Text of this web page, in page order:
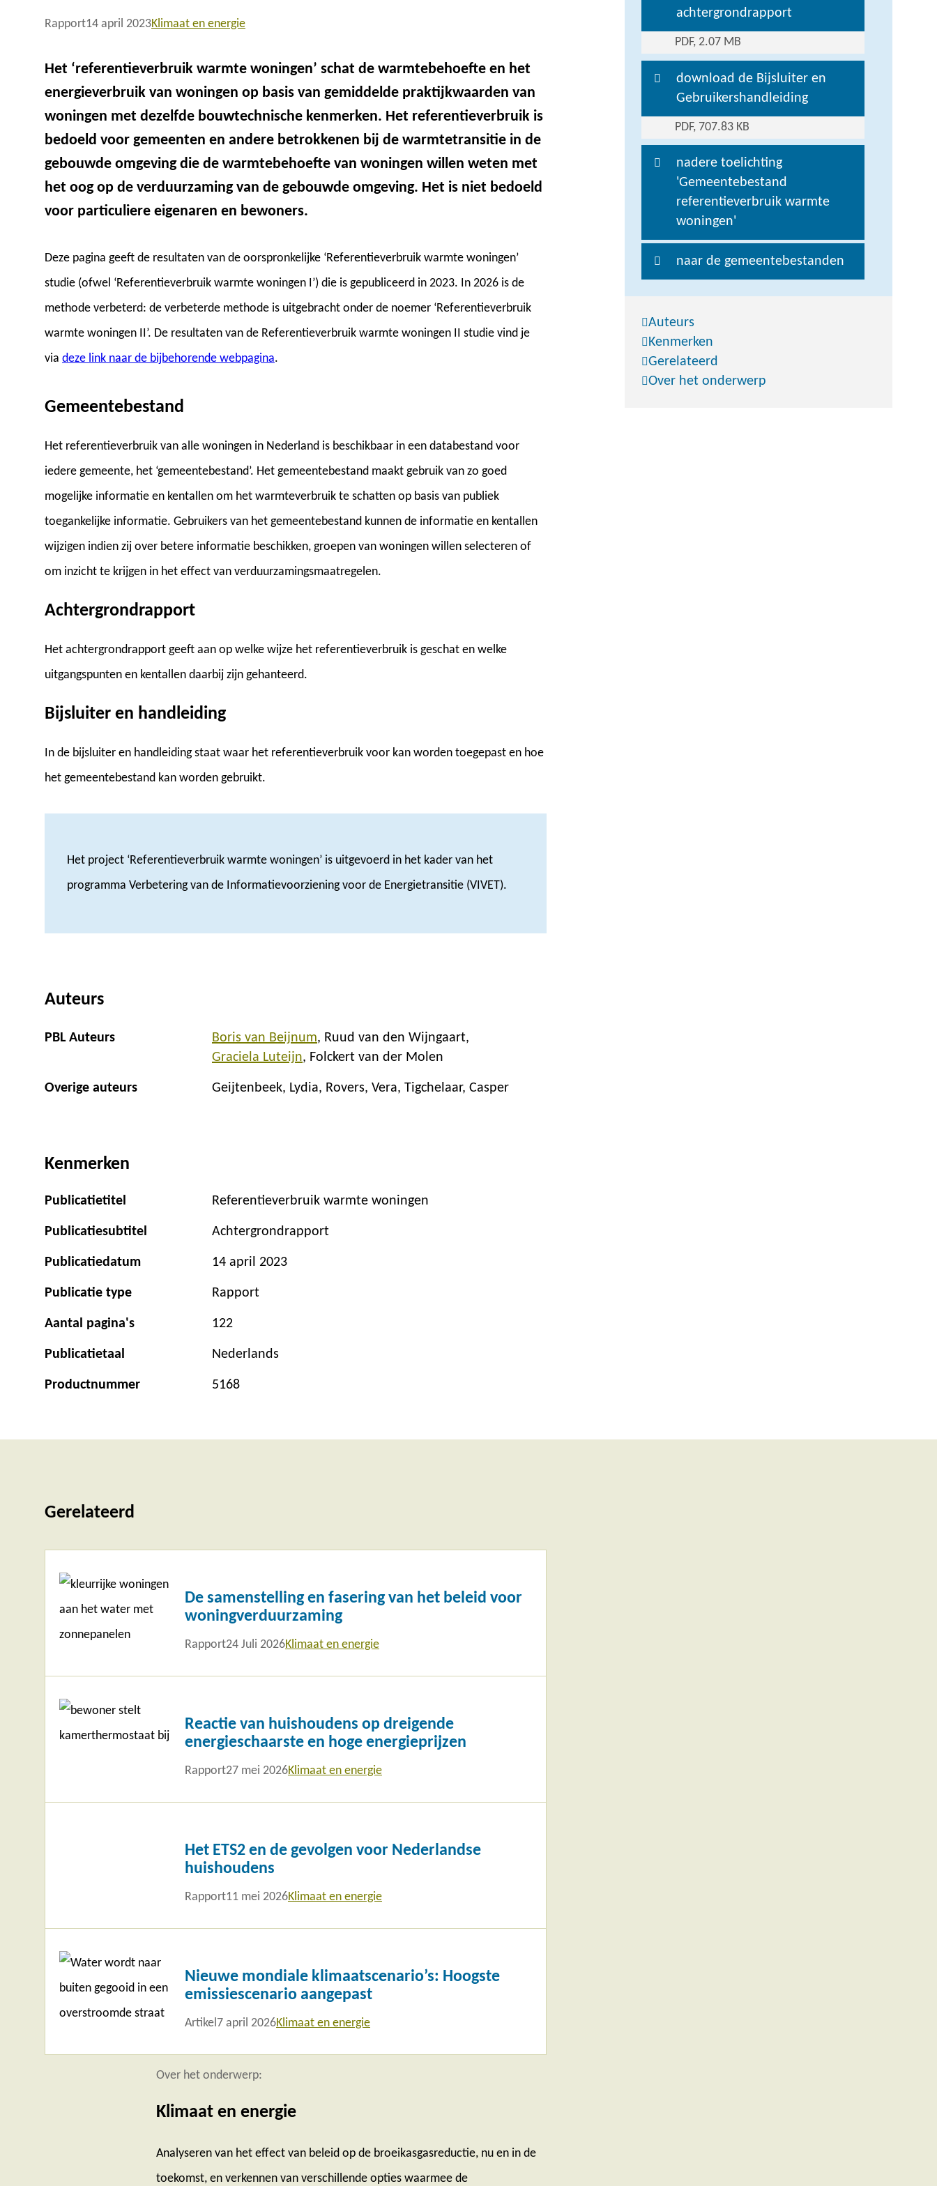
Rapport14 april 2023Klimaat en energie
PDF, 2.07 MB
achtergrondrapport
PDF, 707.83 KB
download de Bijsluiter en
Gebruikershandleiding
nadere toelichting
'Gemeentebestand
referentieverbruik warmte
woningen'
naar de gemeentebestanden
Auteurs
Kenmerken
Gerelateerd
Over het onderwerp
Het ‘referentieverbruik warmte woningen’ schat de warmtebehoefte en het
energieverbruik van woningen op basis van gemiddelde praktijkwaarden van
woningen met dezelfde bouwtechnische kenmerken. Het referentieverbruik is
bedoeld voor gemeenten en andere betrokkenen bij de warmtetransitie in de
gebouwde omgeving die de warmtebehoefte van woningen willen weten met
het oog op de verduurzaming van de gebouwde omgeving. Het is niet bedoeld
voor particuliere eigenaren en bewoners.
Deze pagina geeft de resultaten van de oorspronkelijke ‘Referentieverbruik warmte woningen’
studie (ofwel ‘Referentieverbruik warmte woningen I’) die is gepubliceerd in 2023. In 2026 is de
methode verbeterd: de verbeterde methode is uitgebracht onder de noemer ‘Referentieverbruik
warmte woningen II’. De resultaten van de Referentieverbruik warmte woningen II studie vind je
via deze link naar de bijbehorende webpagina.
Gemeentebestand
Het referentieverbruik van alle woningen in Nederland is beschikbaar in een databestand voor
iedere gemeente, het ‘gemeentebestand’. Het gemeentebestand maakt gebruik van zo goed
mogelijke informatie en kentallen om het warmteverbruik te schatten op basis van publiek
toegankelijke informatie. Gebruikers van het gemeentebestand kunnen de informatie en kentallen
wijzigen indien zij over betere informatie beschikken, groepen van woningen willen selecteren of
om inzicht te krijgen in het effect van verduurzamingsmaatregelen.
Achtergrondrapport
Het achtergrondrapport geeft aan op welke wijze het referentieverbruik is geschat en welke
uitgangspunten en kentallen daarbij zijn gehanteerd.
Bijsluiter en handleiding
In de bijsluiter en handleiding staat waar het referentieverbruik voor kan worden toegepast en hoe
het gemeentebestand kan worden gebruikt.
Het project ‘Referentieverbruik warmte woningen’ is uitgevoerd in het kader van het
programma Verbetering van de Informatievoorziening voor de Energietransitie (VIVET).
Auteurs
PBL Auteurs Boris van Beijnum Ruud van den Wijngaart
Graciela Luteijn Folckert van der Molen
Overige auteurs Geijtenbeek, Lydia Rovers, Vera Tigchelaar, Casper
Kenmerken
Publicatietitel Referentieverbruik warmte woningen
Publicatiesubtitel Achtergrondrapport
Publicatiedatum 14 april 2023
Publicatie type Rapport
Aantal pagina's 122
Publicatietaal Nederlands
Productnummer 5168
Gerelateerd
De samenstelling en fasering van het beleid voor
woningverduurzaming
Rapport24 Juli 2026Klimaat en energie
meer
Reactie van huishoudens op dreigende
energieschaarste en hoge energieprijzen
Rapport27 mei 2026Klimaat en energie
meer
Het ETS2 en de gevolgen voor Nederlandse
huishoudens
Rapport11 mei 2026Klimaat en energie
Nieuwe mondiale klimaatscenario’s: Hoogste
emissiescenario aangepast
Artikel 7 april 2026Klimaat en energie
meer
Over het onderwerp:
Klimaat en energie
Analyseren van het effect van beleid op de broeikasgasreductie, nu en in de
toekomst, en verkennen van verschillende opties waarmee de